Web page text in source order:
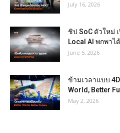
July 16, 2026
ชิป SoC ตัวใหม่
Local AI พกพาได้
June 5, 2026
ข้ามเวลาแบบ
World, Better
May 2, 2026